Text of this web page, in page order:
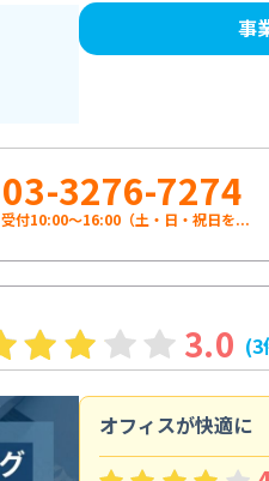
事
03-3276-7274
受付10:00〜16:00（土・日・祝日を...
3.0 (3
オフィスが快適に